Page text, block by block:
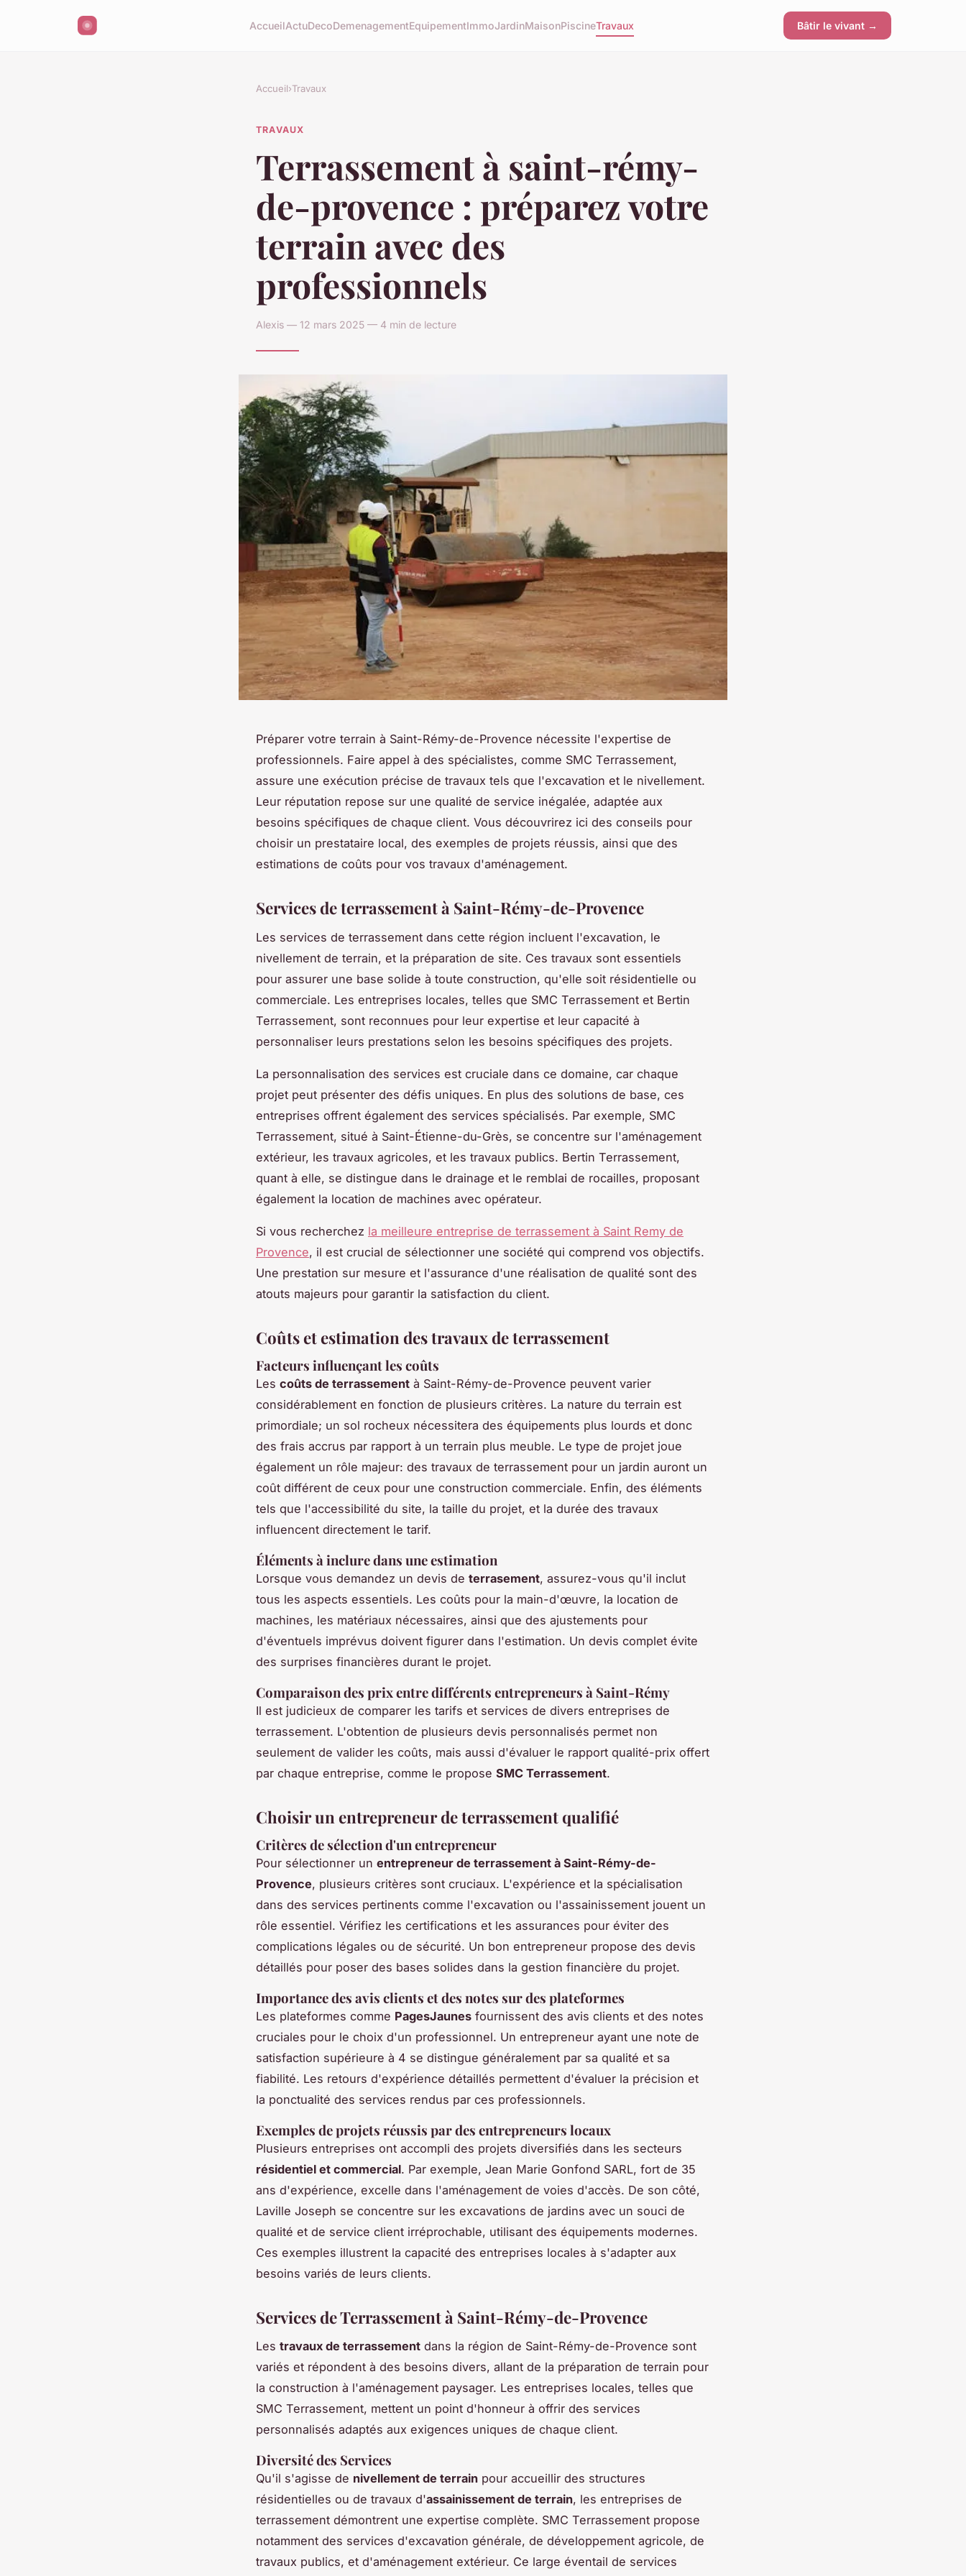
AccueilActuDecoDemenagementEquipementImmoJardinMaisonPiscineTravaux Bâtir le vivant →
Accueil›Travaux
TRAVAUX
Terrassement à saint-rémy-
de-provence : préparez votre
terrain avec des
professionnels
Alexis — 12 mars 2025 — 4 min de lecture
Préparer votre terrain à Saint-Rémy-de-Provence nécessite l'expertise de
professionnels. Faire appel à des spécialistes, comme SMC Terrassement,
assure une exécution précise de travaux tels que l'excavation et le nivellement.
Leur réputation repose sur une qualité de service inégalée, adaptée aux
besoins spécifiques de chaque client. Vous découvrirez ici des conseils pour
choisir un prestataire local, des exemples de projets réussis, ainsi que des
estimations de coûts pour vos travaux d'aménagement.
Services de terrassement à Saint-Rémy-de-Provence
Les services de terrassement dans cette région incluent l'excavation, le
nivellement de terrain, et la préparation de site. Ces travaux sont essentiels
pour assurer une base solide à toute construction, qu'elle soit résidentielle ou
commerciale. Les entreprises locales, telles que SMC Terrassement et Bertin
Terrassement, sont reconnues pour leur expertise et leur capacité à
personnaliser leurs prestations selon les besoins spécifiques des projets.
La personnalisation des services est cruciale dans ce domaine, car chaque
projet peut présenter des défis uniques. En plus des solutions de base, ces
entreprises offrent également des services spécialisés. Par exemple, SMC
Terrassement, situé à Saint-Étienne-du-Grès, se concentre sur l'aménagement
extérieur, les travaux agricoles, et les travaux publics. Bertin Terrassement,
quant à elle, se distingue dans le drainage et le remblai de rocailles, proposant
également la location de machines avec opérateur.
Si vous recherchez la meilleure entreprise de terrassement à Saint Remy de
Provence, il est crucial de sélectionner une société qui comprend vos objectifs.
Une prestation sur mesure et l'assurance d'une réalisation de qualité sont des
atouts majeurs pour garantir la satisfaction du client.
Coûts et estimation des travaux de terrassement
Facteurs influençant les coûts
Les coûts de terrassement à Saint-Rémy-de-Provence peuvent varier
considérablement en fonction de plusieurs critères. La nature du terrain est
primordiale; un sol rocheux nécessitera des équipements plus lourds et donc
des frais accrus par rapport à un terrain plus meuble. Le type de projet joue
également un rôle majeur: des travaux de terrassement pour un jardin auront un
coût différent de ceux pour une construction commerciale. Enfin, des éléments
tels que l'accessibilité du site, la taille du projet, et la durée des travaux
influencent directement le tarif.
Éléments à inclure dans une estimation
Lorsque vous demandez un devis de terrasement, assurez-vous qu'il inclut
tous les aspects essentiels. Les coûts pour la main-d'œuvre, la location de
machines, les matériaux nécessaires, ainsi que des ajustements pour
d'éventuels imprévus doivent figurer dans l'estimation. Un devis complet évite
des surprises financières durant le projet.
Comparaison des prix entre différents entrepreneurs à Saint-Rémy
Il est judicieux de comparer les tarifs et services de divers entreprises de
terrassement. L'obtention de plusieurs devis personnalisés permet non
seulement de valider les coûts, mais aussi d'évaluer le rapport qualité-prix offert
par chaque entreprise, comme le propose SMC Terrassement.
Choisir un entrepreneur de terrassement qualifié
Critères de sélection d'un entrepreneur
Pour sélectionner un entrepreneur de terrassement à Saint-Rémy-de-
Provence, plusieurs critères sont cruciaux. L'expérience et la spécialisation
dans des services pertinents comme l'excavation ou l'assainissement jouent un
rôle essentiel. Vérifiez les certifications et les assurances pour éviter des
complications légales ou de sécurité. Un bon entrepreneur propose des devis
détaillés pour poser des bases solides dans la gestion financière du projet.
Importance des avis clients et des notes sur des plateformes
Les plateformes comme PagesJaunes fournissent des avis clients et des notes
cruciales pour le choix d'un professionnel. Un entrepreneur ayant une note de
satisfaction supérieure à 4 se distingue généralement par sa qualité et sa
fiabilité. Les retours d'expérience détaillés permettent d'évaluer la précision et
la ponctualité des services rendus par ces professionnels.
Exemples de projets réussis par des entrepreneurs locaux
Plusieurs entreprises ont accompli des projets diversifiés dans les secteurs
résidentiel et commercial. Par exemple, Jean Marie Gonfond SARL, fort de 35
ans d'expérience, excelle dans l'aménagement de voies d'accès. De son côté,
Laville Joseph se concentre sur les excavations de jardins avec un souci de
qualité et de service client irréprochable, utilisant des équipements modernes.
Ces exemples illustrent la capacité des entreprises locales à s'adapter aux
besoins variés de leurs clients.
Services de Terrassement à Saint-Rémy-de-Provence
Les travaux de terrassement dans la région de Saint-Rémy-de-Provence sont
variés et répondent à des besoins divers, allant de la préparation de terrain pour
la construction à l'aménagement paysager. Les entreprises locales, telles que
SMC Terrassement, mettent un point d'honneur à offrir des services
personnalisés adaptés aux exigences uniques de chaque client.
Diversité des Services
Qu'il s'agisse de nivellement de terrain pour accueillir des structures
résidentielles ou de travaux d'assainissement de terrain, les entreprises de
terrassement démontrent une expertise complète. SMC Terrassement propose
notamment des services d'excavation générale, de développement agricole, de
travaux publics, et d'aménagement extérieur. Ce large éventail de services